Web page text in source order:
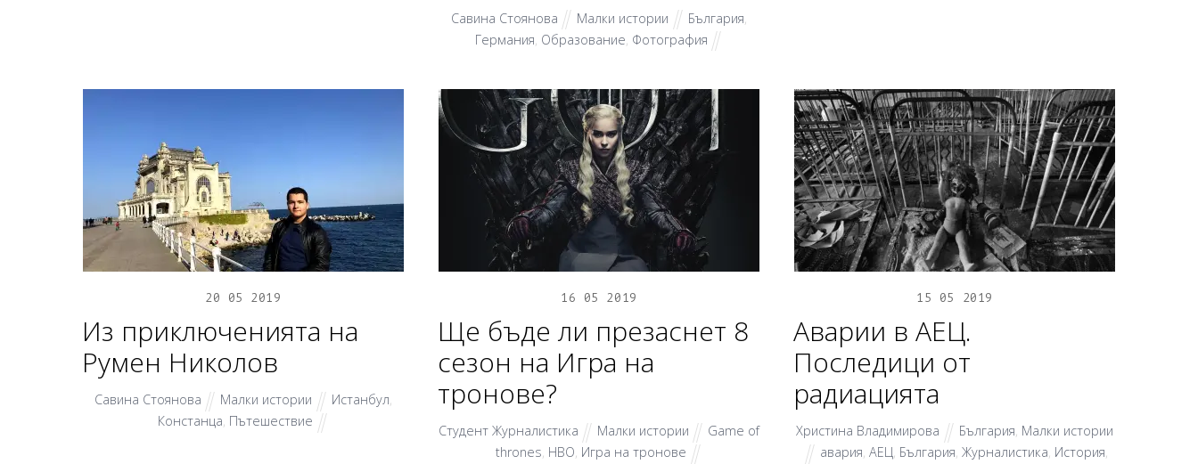
Савина Стоянова Малки истории България,
Германия, Образование, Фотография
20 05 2019
Из приключенията на
Румен Николов
Савина Стоянова Малки истории Истанбул,
Констанца, Пътешествие
16 05 2019
Ще бъде ли презаснет 8
сезон на Игра на
тронове?
Студент Журналистика Малки истории
Game of
thrones, HBO, Игра на тронове
15 05 2019
Аварии в АЕЦ.
Последици от
радиацията
Христина Владимирова България, Малки истории
авария,АЕЦ, България,Журналистика, История,